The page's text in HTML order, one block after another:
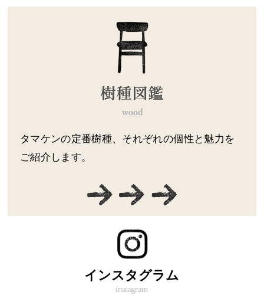
タマケンの定番樹種、それぞれの個性と魅力を
ご紹介します。
インスタグラム
instagram